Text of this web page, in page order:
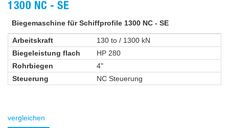
1300 NC - SE
Biegemaschine für Schiffprofile 1300 NC - SE
Arbeitskraft
130 to / 1300 kN
Biegeleistung flach
HP 280
Rohrbiegen
4"
Steuerung
NC Steuerung
vergleichen